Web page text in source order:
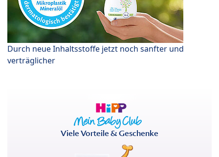
Durch neue Inhaltsstoffe jetzt noch sanfter und
verträglicher
Viele Vorteile & Geschenke